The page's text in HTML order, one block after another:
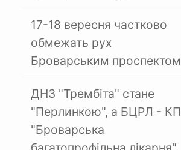
17-18 вересня частково
обмежать рух
Броварським проспектом
ДНЗ "Трембіта" стане
"Перлинкою", а БЦРЛ - КП
"Броварська